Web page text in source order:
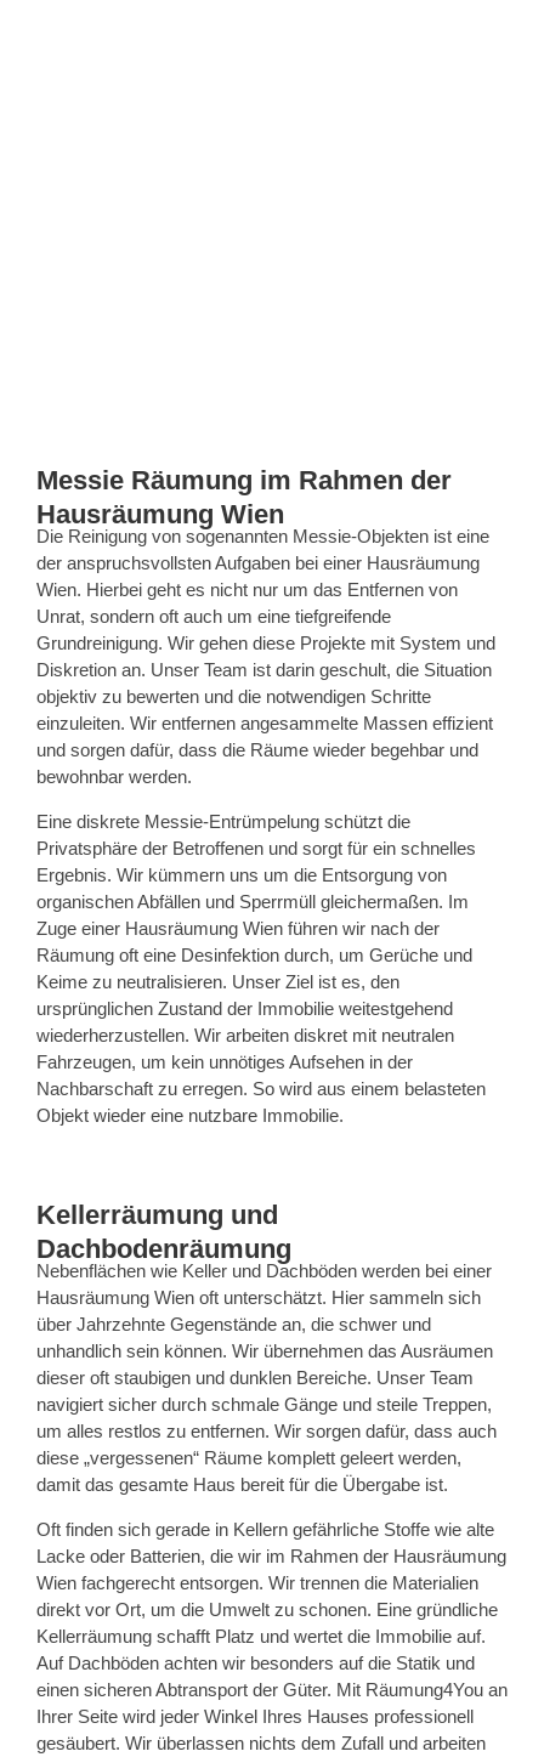
Messie Räumung im Rahmen der
Hausräumung Wien
Die Reinigung von sogenannten Messie-Objekten ist eine
der anspruchsvollsten Aufgaben bei einer Hausräumung
Wien. Hierbei geht es nicht nur um das Entfernen von
Unrat, sondern oft auch um eine tiefgreifende
Grundreinigung. Wir gehen diese Projekte mit System und
Diskretion an. Unser Team ist darin geschult, die Situation
objektiv zu bewerten und die notwendigen Schritte
einzuleiten. Wir entfernen angesammelte Massen effizient
und sorgen dafür, dass die Räume wieder begehbar und
bewohnbar werden.
Eine diskrete Messie-Entrümpelung schützt die
Privatsphäre der Betroffenen und sorgt für ein schnelles
Ergebnis. Wir kümmern uns um die Entsorgung von
organischen Abfällen und Sperrmüll gleichermaßen. Im
Zuge einer Hausräumung Wien führen wir nach der
Räumung oft eine Desinfektion durch, um Gerüche und
Keime zu neutralisieren. Unser Ziel ist es, den
ursprünglichen Zustand der Immobilie weitestgehend
wiederherzustellen. Wir arbeiten diskret mit neutralen
Fahrzeugen, um kein unnötiges Aufsehen in der
Nachbarschaft zu erregen. So wird aus einem belasteten
Objekt wieder eine nutzbare Immobilie.
Kellerräumung und
Dachbodenräumung
Nebenflächen wie Keller und Dachböden werden bei einer
Hausräumung Wien oft unterschätzt. Hier sammeln sich
über Jahrzehnte Gegenstände an, die schwer und
unhandlich sein können. Wir übernehmen das Ausräumen
dieser oft staubigen und dunklen Bereiche. Unser Team
navigiert sicher durch schmale Gänge und steile Treppen,
um alles restlos zu entfernen. Wir sorgen dafür, dass auch
diese „vergessenen“ Räume komplett geleert werden,
damit das gesamte Haus bereit für die Übergabe ist.
Oft finden sich gerade in Kellern gefährliche Stoffe wie alte
Lacke oder Batterien, die wir im Rahmen der Hausräumung
Wien fachgerecht entsorgen. Wir trennen die Materialien
direkt vor Ort, um die Umwelt zu schonen. Eine gründliche
Kellerräumung schafft Platz und wertet die Immobilie auf.
Auf Dachböden achten wir besonders auf die Statik und
einen sicheren Abtransport der Güter. Mit Räumung4You an
Ihrer Seite wird jeder Winkel Ihres Hauses professionell
gesäubert. Wir überlassen nichts dem Zufall und arbeiten